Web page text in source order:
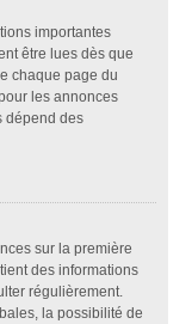
importantes
être lues dès que
chaque page du
les annonces
dépend des
sur la première
des informations
régulièrement.
la possibilité de